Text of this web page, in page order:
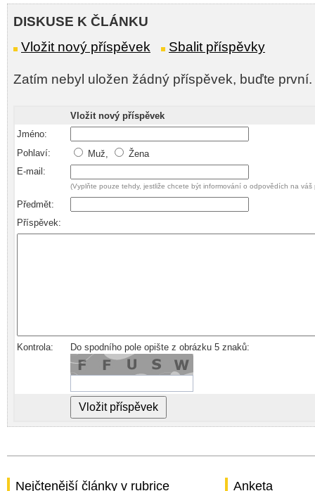
DISKUSE K ČLÁNKU
Vložit nový příspěvek
Sbalit příspěvky
Zatím nebyl uložen žádný příspěvek, buďte první.
Vložit nový příspěvek
Jméno:
Pohlaví:
Muž,
Žena
E-mail:
(Vyplňte pouze tehdy, jestliže chcete být informování o odpovědích na váš
Předmět:
Příspěvek:
Kontrola: Do spodního pole opište z obrázku 5 znaků:
Nejčtenější články v rubrice Anketa